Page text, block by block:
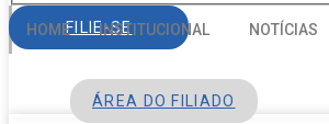
HOME INSTITUCIONAL NOTÍCIAS
FILIE-SE
ÁREA DO FILIADO